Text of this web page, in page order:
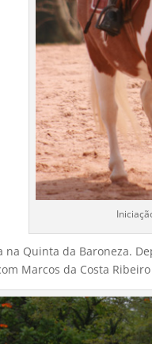
Quinta da Baroneza.
Marcos da Costa